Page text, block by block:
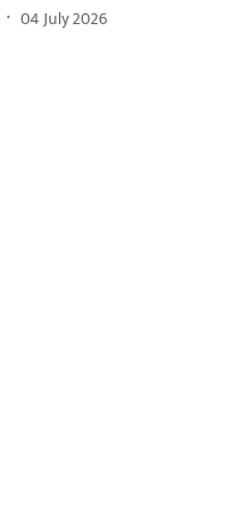
04 July 2026